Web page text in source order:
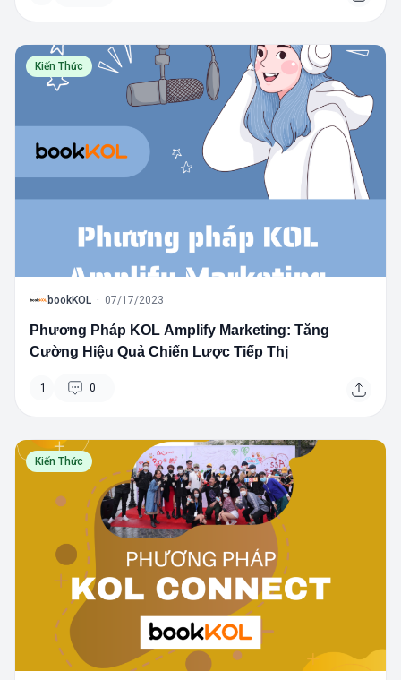
Kiến Thức
B bookKOL · 07/17/2023
Phương Pháp KOL Amplify Marketing: Tăng
Cường Hiệu Quả Chiến Lược Tiếp Thị
1 0
Kiến Thức